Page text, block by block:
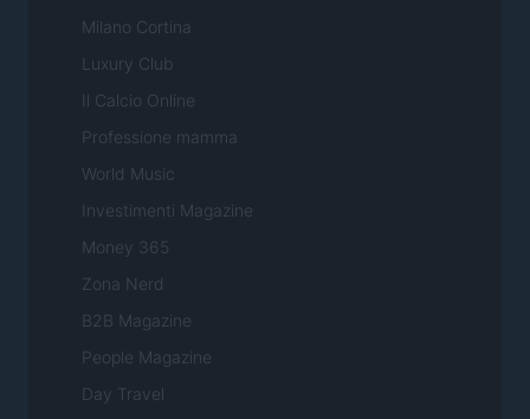
Milano Cortina
Luxury Club
Il Calcio Online
Professione mamma
World Music
Investimenti Magazine
Money 365
Zona Nerd
B2B Magazine
People Magazine
Day Travel